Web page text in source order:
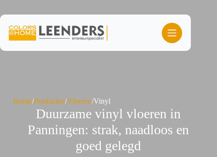
de
inhoud
Home/Producten/Vloeren/Vinyl
Duurzame vinyl vloeren in
Panningen: strak, naadloos en
goed gelegd